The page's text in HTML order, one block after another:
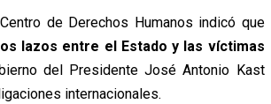
de Derechos Humanos indicó que
lazos entre el Estado y las víctimas
del Presidente José Antonio Kast
internacionales.